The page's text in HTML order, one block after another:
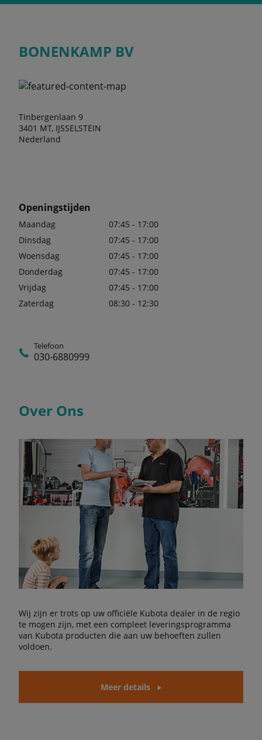
BONENKAMP BV
Tinbergenlaan 9
3401 MT, IJSSELSTEIN
Nederland
Openingstijden
Maandag
07:45 - 17:00
Dinsdag
07:45 - 17:00
Woensdag
07:45 - 17:00
Donderdag
07:45 - 17:00
Vrijdag
07:45 - 17:00
Zaterdag
08:30 - 12:30
Telefoon
030-6880999
Over Ons
Wij zijn er trots op uw officiële Kubota dealer in de regio
te mogen zijn, met een compleet leveringsprogramma
van Kubota producten die aan uw behoeften zullen
voldoen.
Meer details